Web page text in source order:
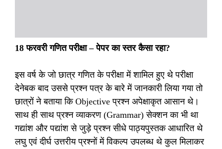
18 फरवरी गणित परीक्षा – पेपर का स्तर कैसा रहा?
इस वर्ष के जो छात्र गणित के परीक्षा में शामिल हुए थे परीक्षा
देनेबक बाद उससे प्रश्न पत्र के बारे में जानकारी लिया गया तो
छात्रों ने बताया कि Objective प्रश्न अपेक्षाकृत आसान थे।
साथ ही साथ प्रश्न व्याकरण (Grammar) सेक्शन का भी था
गद्यांश और पद्यांश से जुड़े प्रश्न सीधे पाठ्यपुस्तक आधारित थे
लघु एवं दीर्घ उत्तरीय प्रश्नों में विकल्प उपलब्ध थे कुल मिलाकर